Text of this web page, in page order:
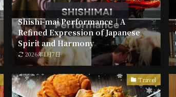
Shishi-mai Performance｜A
Refined Expression of Japanese
Spirit and Harmony
2026年1月7日
Travel